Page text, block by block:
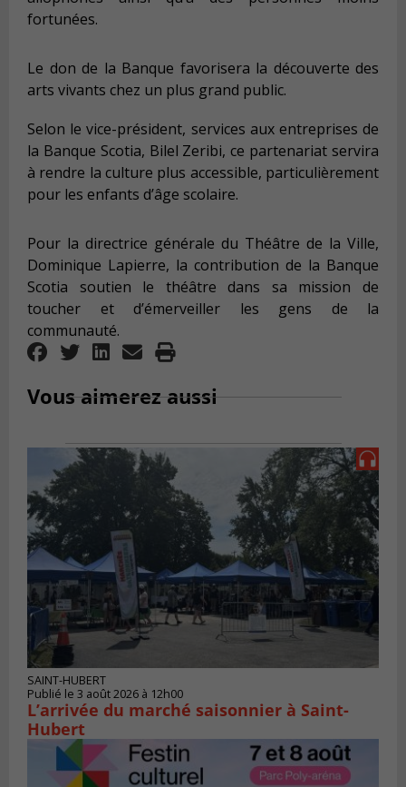
fortunées.
Le don de la Banque favorisera la découverte des
arts vivants chez un plus grand public.
Selon le vice-président, services aux entreprises de
la Banque Scotia, Bilel Zeribi, ce partenariat servira
à rendre la culture plus accessible, particulièrement
pour les enfants d’âge scolaire.
Pour la directrice générale du Théâtre de la Ville,
Dominique Lapierre, la contribution de la Banque
Scotia soutien le théâtre dans sa mission de
toucher et d’émerveiller les gens de la
communauté.
Vous aimerez aussi
SAINT-HUBERT
Publié le 3 août 2026 à 12h00
L’arrivée du marché saisonnier à Saint-
Hubert